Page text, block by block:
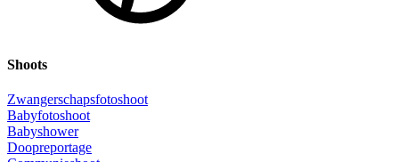
Shoots
Zwangerschapsfotoshoot
Babyfotoshoot
Babyshower
Doopreportage